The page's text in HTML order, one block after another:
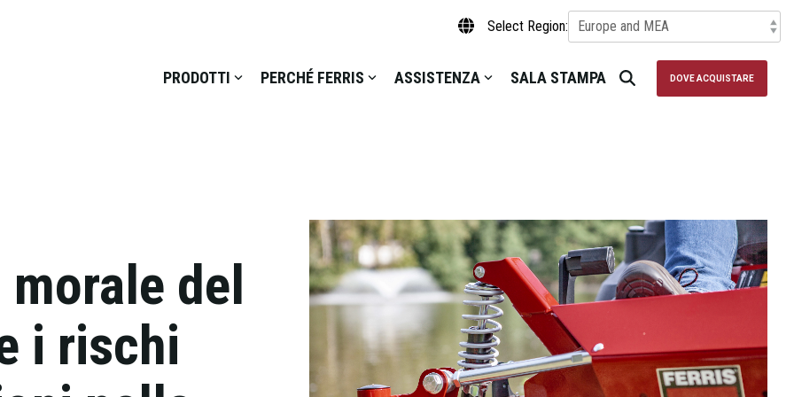
Select Region:
PRODOTTI PERCHÉ FERRIS ASSISTENZA SALA STAMPA DOVE ACQUISTARE
del
i rischi